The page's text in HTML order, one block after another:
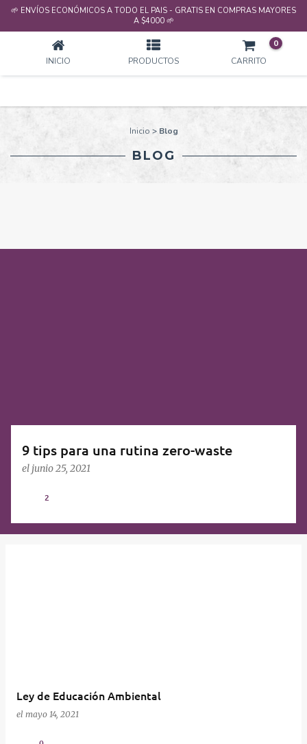
🌱 ENVÍOS ECONÓMICOS A TODO EL PAIS - GRATIS EN COMPRAS MAYORES
A $4000 🌱
BLOG
INICIO PRODUCTOS CARRITO
0
Inicio > Blog
BLOG